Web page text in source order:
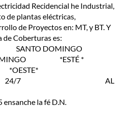
Recidencial he Industrial,
de plantas eléctricas,
de Proyectos en: MT, y BT. Y
de Coberturas es:
SANTO DOMINGO
*ESTÉ *
*OESTE*
24/7 AL
la fé D.N.